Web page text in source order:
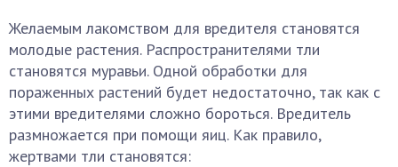
Желаемым лакомством для вредителя становятся
молодые растения. Распространителями тли
становятся муравьи. Одной обработки для
пораженных растений будет недостаточно, так как с
этими вредителями сложно бороться. Вредитель
размножается при помощи яиц. Как правило,
жертвами тли становятся: